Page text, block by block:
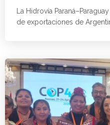
La Hidrovía
de exportaciones de